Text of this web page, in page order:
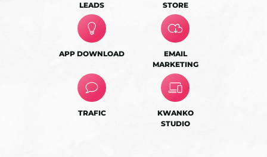
LEADS
STORE
APP DOWNLOAD
EMAIL
MARKETING
TRAFIC
KWANKO
STUDIO